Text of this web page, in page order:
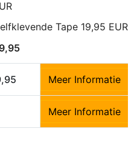
Tape 19,95 EUR
Meer Informatie
Meer Informatie